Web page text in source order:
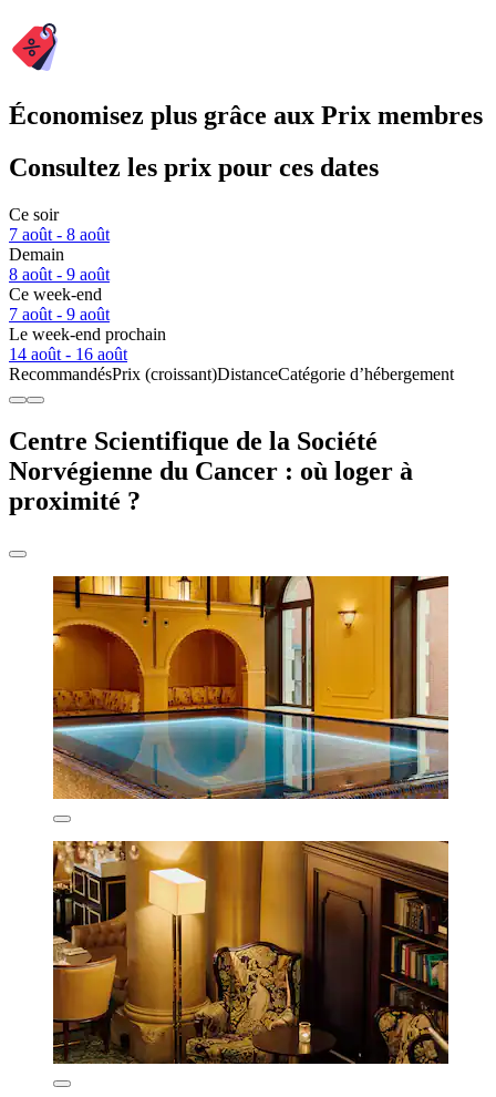
Économisez plus grâce aux Prix membres
Consultez les prix pour ces dates
Ce soir
7 août - 8 août
Demain
8 août - 9 août
Ce week-end
7 août - 9 août
Le week-end prochain
14 août - 16 août
RecommandésPrix (croissant)DistanceCatégorie d’hébergement
Centre Scientifique de la Société
Norvégienne du Cancer : où loger à
proximité ?